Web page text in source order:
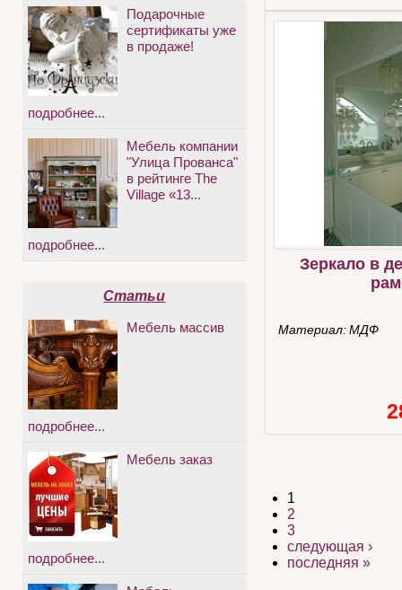
Зеркало в
Материал:МДФ
1
2
3
следующая ›
последняя »
Подарочные
сертификаты уже
в продаже!
подробнее...
Мебель компании
"Улица Прованса"
в рейтинге The
Village «13...
подробнее...
Статьи
Мебель массив
подробнее...
Мебель заказ
подробнее...